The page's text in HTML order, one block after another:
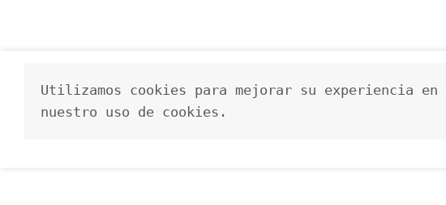
Utilizamos cookies para mejorar su experiencia
nuestro uso de cookies.